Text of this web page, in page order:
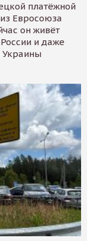
платёжной
Евросоюза
он живёт
и даже
Украины